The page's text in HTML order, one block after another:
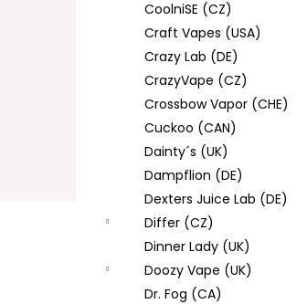
CoolniSE (CZ)
Craft Vapes (USA)
Crazy Lab (DE)
CrazyVape (CZ)
Crossbow Vapor (CHE)
Cuckoo (CAN)
Dainty´s (UK)
Dampflion (DE)
Dexters Juice Lab (DE)
Differ (CZ)
Dinner Lady (UK)
Doozy Vape (UK)
Dr. Fog (CA)